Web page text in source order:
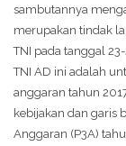
sambutannya
merupakan tindak
TNI pada tanggal
TNI AD ini adalah
anggaran tahun
kebijakan dan garis
Anggaran (P3A)